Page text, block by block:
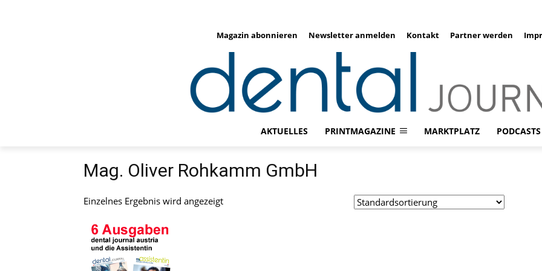
Magazin abonnieren Newsletter anmelden Kontakt Partner werden
AKTUELLES PRINTMAGAZINE MARKTPLATZ PODCASTS
Mag. Oliver Rohkamm GmbH
Einzelnes Ergebnis wird angezeigt